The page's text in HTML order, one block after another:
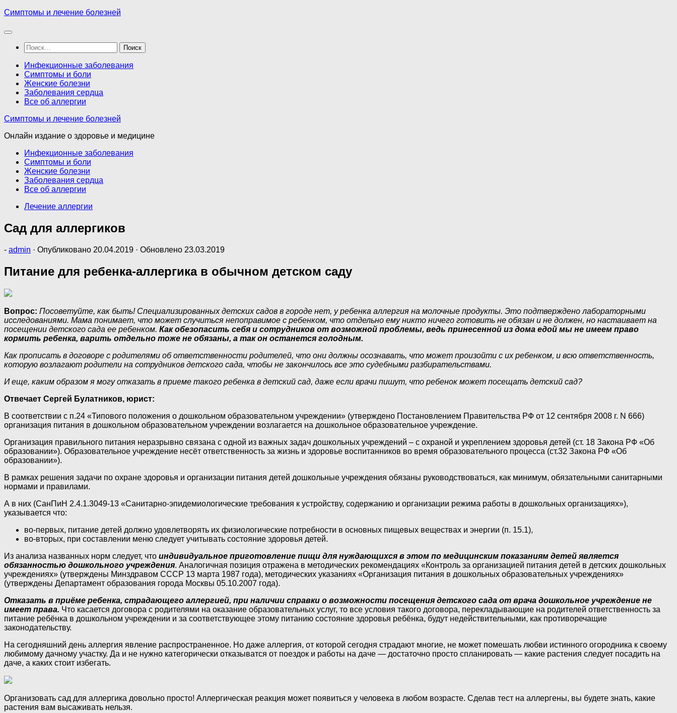
Перейти
содержимому
Симптомы и лечение болезней
Найти:
Инфекционные заболевания
Симптомы и боли
Женские болезни
Заболевания сердца
Все об аллергии
Симптомы и лечение болезней
Онлайн издание о здоровье и медицине
Инфекционные заболевания
Симптомы и боли
Женские болезни
Заболевания сердца
Все об аллергии
Лечение аллергии
Сад для аллергиков
- admin · Опубликовано 20.04.2019 · Обновлено 23.03.2019
Питание для ребенка-аллергика в обычном детском саду
Вопрос: Посоветуйте, как быть! Специализированных детских садов в городе нет, у ребенка аллергия на молочные продукты. Это подтверждено лабораторными
исследованиями. Мама понимает, что может случиться непоправимое с ребенком, что отдельно ему никто ничего готовить не обязан и не должен, но настаивает на
посещении детского сада ее ребенком. Как обезопасить себя и сотрудников от возможной проблемы, ведь принесенной из дома едой мы не имеем право
кормить ребенка, варить отдельно тоже не обязаны, а так он останется голодным.
Как прописать в договоре с родителями об ответственности родителей, что они должны осознавать, что может произойти с их ребенком, и всю ответственность,
которую возлагают родители на сотрудников детского сада, чтобы не закончилось все это судебными разбирательствами.
И еще, каким образом я могу отказать в приеме такого ребенка в детский сад, даже если врачи пишут, что ребенок может посещать детский сад?
Отвечает Сергей Булатников, юрист:
В соответствии с п.24 «Типового положения о дошкольном образовательном учреждении» (утверждено Постановлением Правительства РФ от 12 сентября 2008 г. N 666)
организация питания в дошкольном образовательном учреждении возлагается на дошкольное образовательное учреждение.
Организация правильного питания неразрывно связана с одной из важных задач дошкольных учреждений – с охраной и укреплением здоровья детей (ст. 18 Закона РФ «Об
образовании»). Образовательное учреждение несёт ответственность за жизнь и здоровье воспитанников во время образовательного процесса (ст.32 Закона РФ «Об
образовании»).
В рамках решения задачи по охране здоровья и организации питания детей дошкольные учреждения обязаны руководствоваться, как минимум, обязательными санитарными
нормами и правилами.
А в них (СанПиН 2.4.1.3049-13 «Санитарно-эпидемиологические требования к устройству, содержанию и организации режима работы в дошкольных организациях»),
указывается что:
во-первых, питание детей должно удовлетворять их физиологические потребности в основных пищевых веществах и энергии (п. 15.1),
во-вторых, при составлении меню следует учитывать состояние здоровья детей.
Из анализа названных норм следует, что индивидуальное приготовление пищи для нуждающихся в этом по медицинским показаниям детей является
обязанностью дошкольного учреждения. Аналогичная позиция отражена в методических рекомендациях «Контроль за организацией питания детей в детских дошкольных
учреждениях» (утверждены Минздравом СССР 13 марта 1987 года), методических указаниях «Организация питания в дошкольных образовательных учреждениях»
(утверждены Департамент образования города Москвы 05.10.2007 года).
Отказать в приёме ребенка, страдающего аллергией, при наличии справки о возможности посещения детского сада от врача дошкольное учреждение не
имеет права. Что касается договора с родителями на оказание образовательных услуг, то все условия такого договора, перекладывающие на родителей ответственность за
питание ребёнка в дошкольном учреждении и за соответствующее этому питанию состояние здоровья ребёнка, будут недействительными, как противоречащие
законодательству.
На сегодняшний день аллергия явление распространенное. Но даже аллергия, от которой сегодня страдают многие, не может помешать любви истинного огородника к своему
любимому дачному участку. Да и не нужно категорически отказыватся от поездок и работы на даче — достаточно просто спланировать — какие растения следует посадить на
даче, а каких стоит избегать.
Организовать сад для аллергика довольно просто! Аллергическая реакция может появиться у человека в любом возрасте. Сделав тест на аллергены, вы будете знать, какие
растения вам высаживать нельзя.